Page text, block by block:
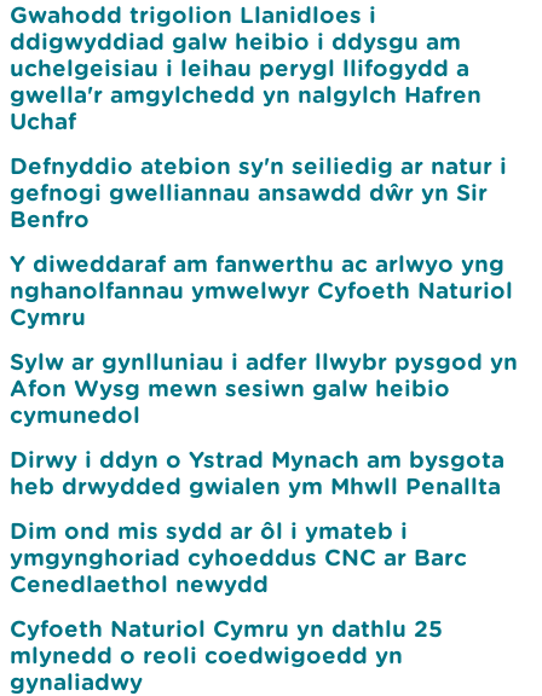
Gwahodd trigolion Llanidloes i
ddigwyddiad galw heibio i ddysgu am
uchelgeisiau i leihau perygl llifogydd a
gwella'r amgylchedd yn nalgylch Hafren
Uchaf
Defnyddio atebion sy'n seiliedig ar natur i
gefnogi gwelliannau ansawdd dŵr yn Sir
Benfro
Y diweddaraf am fanwerthu ac arlwyo yng
nghanolfannau ymwelwyr Cyfoeth Naturiol
Cymru
Sylw ar gynlluniau i adfer llwybr pysgod yn
Afon Wysg mewn sesiwn galw heibio
cymunedol
Dirwy i ddyn o Ystrad Mynach am bysgota
heb drwydded gwialen ym Mhwll Penallta
Dim ond mis sydd ar ôl i ymateb i
ymgynghoriad cyhoeddus CNC ar Barc
Cenedlaethol newydd
Cyfoeth Naturiol Cymru yn dathlu 25
mlynedd o reoli coedwigoedd yn
gynaliadwy